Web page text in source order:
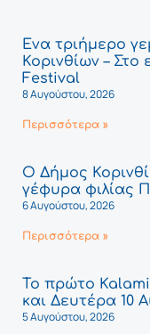
Ένα τριήμερο
Κορινθίων –
Festival
8 Αυγούστου, 2026
Περισσότερα »
Ο Δήμος
γέφυρα φιλίας
6 Αυγούστου, 2026
Περισσότερα »
Το πρώτο
και Δευτέρα 10
5 Αυγούστου, 2026